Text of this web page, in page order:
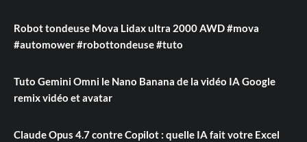
Robot tondeuse Mova Lidax ultra 2000 AWD #mova
#automower #robottondeuse #tuto
Tuto Gemini Omni le Nano Banana de la vidéo IA Google
remix vidéo et avatar
Claude Opus 4.7 contre Copilot : quelle IA fait votre Excel